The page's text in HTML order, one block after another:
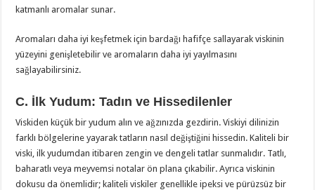
katmanlı aromalar sunar.
Aromaları daha iyi keşfetmek için bardağı hafifçe sallayarak viskinin
yüzeyini genişletebilir ve aromaların daha iyi yayılmasını
sağlayabilirsiniz.
C. İlk Yudum: Tadın ve Hissedilenler
Viskiden küçük bir yudum alın ve ağzınızda gezdirin. Viskiyi dilinizin
farklı bölgelerine yayarak tatların nasıl değiştiğini hissedin. Kaliteli bir
viski, ilk yudumdan itibaren zengin ve dengeli tatlar sunmalıdır. Tatlı,
baharatlı veya meyvemsi notalar ön plana çıkabilir. Ayrıca viskinin
dokusu da önemlidir; kaliteli viskiler genellikle ipeksi ve pürüzsüz bir